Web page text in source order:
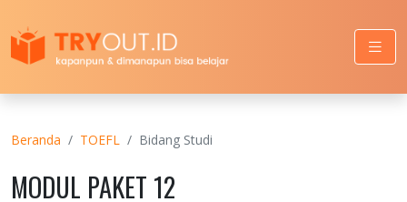
Beranda TOEFL Bidang Studi
MODUL PAKET 12